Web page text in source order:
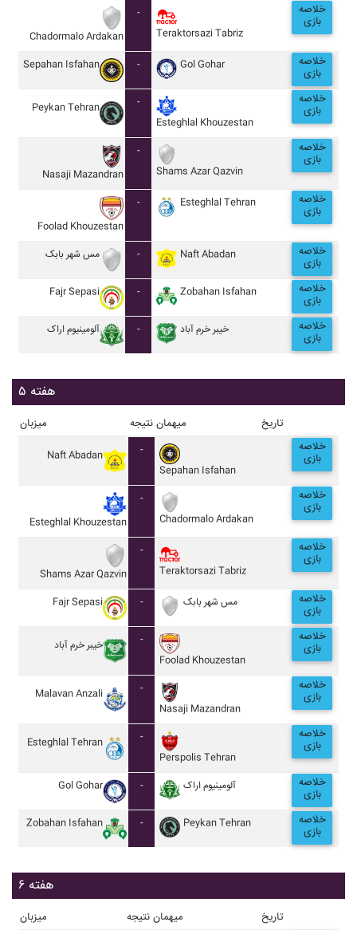
Chadormalo Ardakan
-
Teraktorsazi Tabriz
خلاصه
بازی
Sepahan Isfahan - Gol Gohar خلاصه
بازی
Peykan Tehran
-
Esteghlal Khouzestan
خلاصه
بازی
Nasaji Mazandran
-
Shams Azar Qazvin
خلاصه
بازی
Foolad Khouzestan
- Esteghlal Tehran خلاصه
بازی
مس شهر بابک - Naft Abadan خلاصه
بازی
Fajr Sepasi - Zobahan Isfahan خلاصه
بازی
آلومينيوم اراک - خيبر خرم آباد خلاصه
بازی
هفته ۵
میزبان نتیجه میهمان تاریخ
Naft Abadan
-
Sepahan Isfahan
خلاصه
بازی
Esteghlal Khouzestan
-
Chadormalo Ardakan
خلاصه
بازی
Shams Azar Qazvin
-
Teraktorsazi Tabriz
خلاصه
بازی
Fajr Sepasi - مس شهر بابک خلاصه
بازی
خيبر خرم آباد
-
Foolad Khouzestan
خلاصه
بازی
Malavan Anzali
-
Nasaji Mazandran
خلاصه
بازی
Esteghlal Tehran
-
Perspolis Tehran
خلاصه
بازی
Gol Gohar - آلومينيوم اراک خلاصه
بازی
Zobahan Isfahan - Peykan Tehran خلاصه
بازی
هفته ۶
میزبان نتیجه میهمان تاریخ